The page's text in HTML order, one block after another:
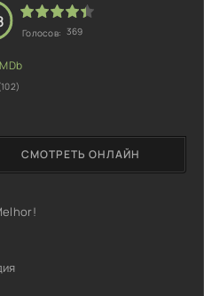
СМОТРЕТЬ ОНЛАЙН
Голосов: 369